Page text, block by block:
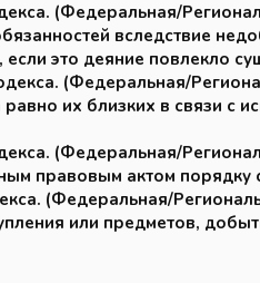
(Федеральная/
вследствие
это деяние повлекло
(Федеральная/
их близких в связи с
(Федеральная/
правовым актом порядку
(Федеральная/
или предметов,